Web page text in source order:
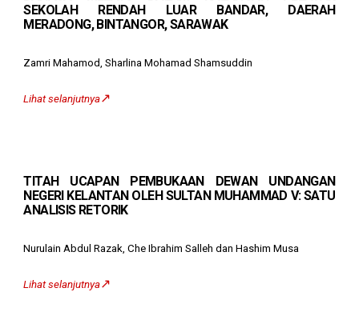
SEKOLAH RENDAH LUAR BANDAR, DAERAH
MERADONG, BINTANGOR, SARAWAK
Zamri Mahamod, Sharlina Mohamad Shamsuddin
Lihat selanjutnya↗️
TITAH UCAPAN PEMBUKAAN DEWAN UNDANGAN
NEGERI KELANTAN OLEH SULTAN MUHAMMAD V: SATU
ANALISIS RETORIK
Nurulain Abdul Razak, Che Ibrahim Salleh dan Hashim Musa
Lihat selanjutnya↗️